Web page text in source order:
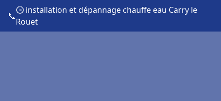
📞
🕒 installation et dépannage chauffe eau Carry le
Rouet